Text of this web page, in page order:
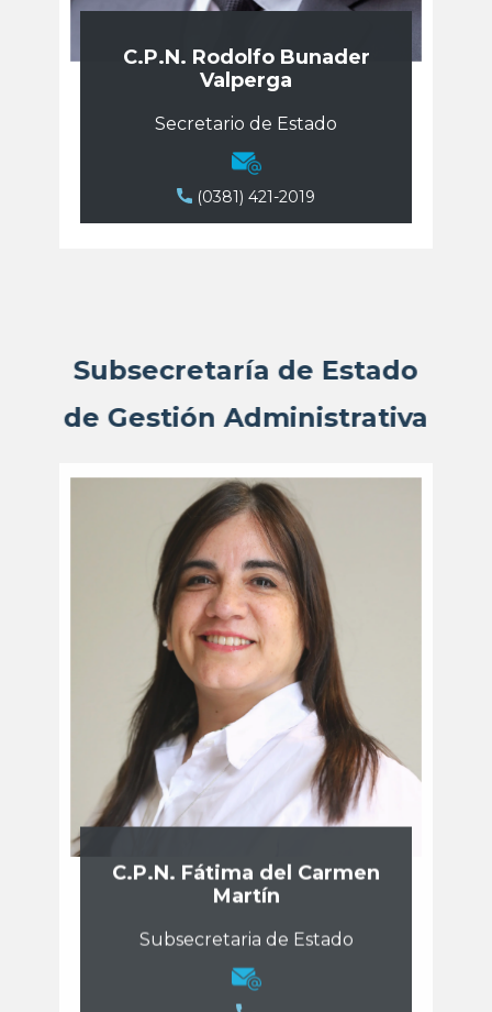
C.P.N. Rodolfo Bunader
Valperga
Secretario de Estado
(0381) 421-2019
Subsecretaría de Estado
de Gestión Administrativa
Martín
-